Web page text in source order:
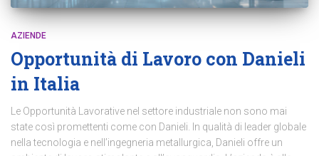
AZIENDE
Opportunità di Lavoro con Danieli
in Italia
Le Opportunità Lavorative nel settore industriale non sono mai
state così promettenti come con Danieli. In qualità di leader globale
nella tecnologia e nell’ingegneria metallurgica, Danieli offre un